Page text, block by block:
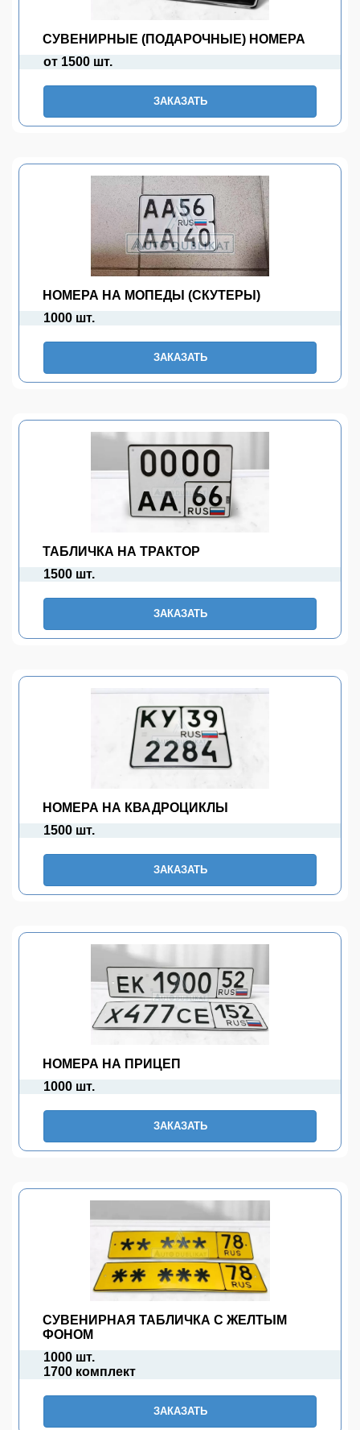
СУВЕНИРНЫЕ (ПОДАРОЧНЫЕ) НОМЕРА
от 1500 шт.
ЗАКАЗАТЬ
НОМЕРА НА МОПЕДЫ (СКУТЕРЫ)
1000 шт.
ЗАКАЗАТЬ
ТАБЛИЧКА НА ТРАКТОР
1500 шт.
ЗАКАЗАТЬ
НОМЕРА НА КВАДРОЦИКЛЫ
1500 шт.
ЗАКАЗАТЬ
НОМЕРА НА ПРИЦЕП
1000 шт.
ЗАКАЗАТЬ
СУВЕНИРНАЯ ТАБЛИЧКА С ЖЕЛТЫМ
ФОНОМ
1000 шт.
1700 комплект
ЗАКАЗАТЬ